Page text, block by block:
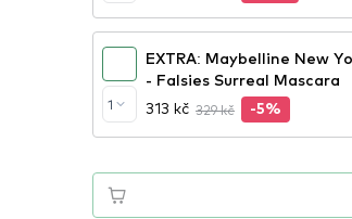
1
EXTRA: Maybelline New
- Falsies Surreal Mascara
313 kč 329 kč -5%